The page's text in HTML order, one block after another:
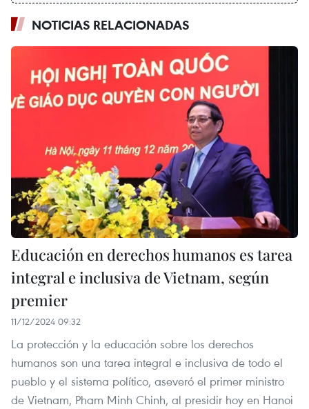
NOTICIAS RELACIONADAS
Educación en derechos humanos es tarea
integral e inclusiva de Vietnam, según
premier
11/12/2024 09:32
La protección y la educación sobre los derechos
humanos son una tarea integral e inclusiva de todo el
pueblo y el sistema político, aseveró el primer ministro
de Vietnam, Pham Minh Chinh, al presidir hoy en Hanoi